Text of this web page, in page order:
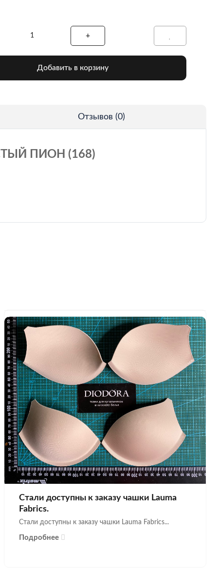
Добавить в корзину
Отзывов (0)
ПИОН (168)
Стали доступны к заказу чашки Lauma
Fabrics.
Стали доступны к заказу чашки Lauma Fabrics...
Подробнее